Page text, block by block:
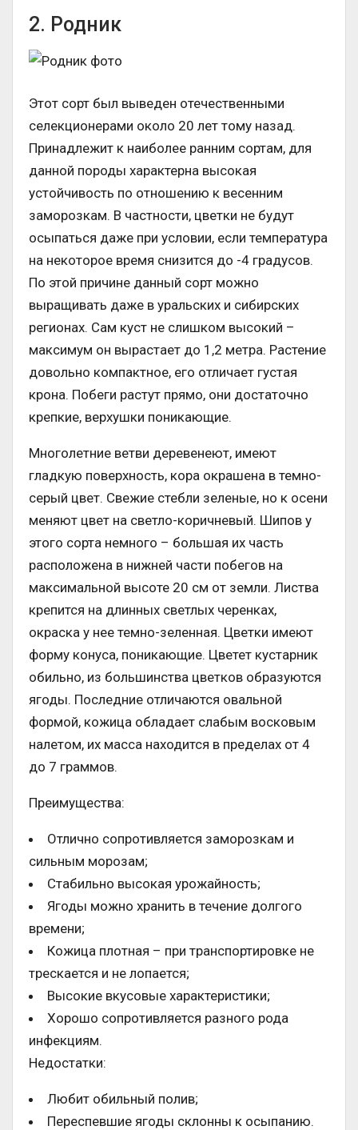
2. Родник
Этот сорт был выведен отечественными
селекционерами около 20 лет тому назад.
Принадлежит к наиболее ранним сортам, для
данной породы характерна высокая
устойчивость по отношению к весенним
заморозкам. В частности, цветки не будут
осыпаться даже при условии, если температура
на некоторое время снизится до -4 градусов.
По этой причине данный сорт можно
выращивать даже в уральских и сибирских
регионах. Сам куст не слишком высокий –
максимум он вырастает до 1,2 метра. Растение
довольно компактное, его отличает густая
крона. Побеги растут прямо, они достаточно
крепкие, верхушки поникающие.
Многолетние ветви деревенеют, имеют
гладкую поверхность, кора окрашена в темно-
серый цвет. Свежие стебли зеленые, но к осени
меняют цвет на светло-коричневый. Шипов у
этого сорта немного – большая их часть
расположена в нижней части побегов на
максимальной высоте 20 см от земли. Листва
крепится на длинных светлых черенках,
окраска у нее темно-зеленная. Цветки имеют
форму конуса, поникающие. Цветет кустарник
обильно, из большинства цветков образуются
ягоды. Последние отличаются овальной
формой, кожица обладает слабым восковым
налетом, их масса находится в пределах от 4
до 7 граммов.
Преимущества:
Отлично сопротивляется заморозкам и
сильным морозам;
Стабильно высокая урожайность;
Ягоды можно хранить в течение долгого
времени;
Кожица плотная – при транспортировке не
трескается и не лопается;
Высокие вкусовые характеристики;
Хорошо сопротивляется разного рода
инфекциям.
Недостатки:
Любит обильный полив;
Переспевшие ягоды склонны к осыпанию.